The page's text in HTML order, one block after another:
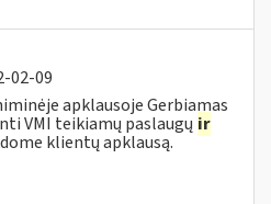
02-09
apklausoje Gerbiamas
VMI teikiamų paslaugų ir
klientų apklausą.